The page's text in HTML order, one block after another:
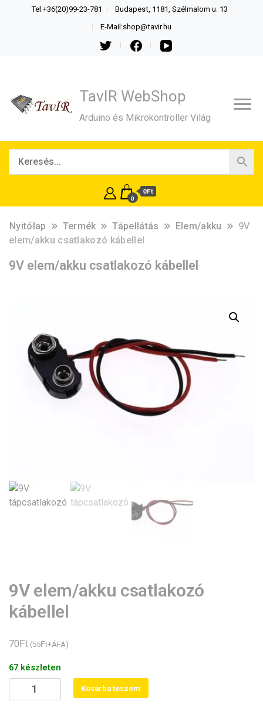
Tel:+36(20)99-23-781 Budapest, 1181, Szélmalom u. 13
E-Mail:shop@tavir.hu
TavIR WebShop
Arduino és Mikrokontroller Világ
0
0Ft
Nyitólap Termék Tápellátás Elem/akku
9V
elem/akku csatlakozó kábellel
9V elem/akku csatlakozó kábellel
9V elem/akku csatlakozó
kábellel
70Ft (55Ft+ÁFA)
67 készleten
elem/akku
Kosárba teszem